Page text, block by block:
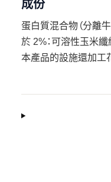
蛋白質混合物（分離牛
於 2%：可溶性玉米纖
本產品的設施還加工